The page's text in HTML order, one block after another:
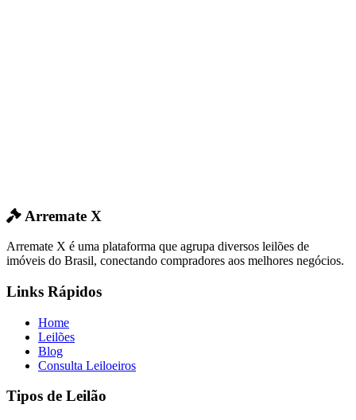
Arremate X
Arremate X é uma plataforma que agrupa diversos leilões de
imóveis do Brasil, conectando compradores aos melhores negócios.
Links Rápidos
Home
Leilões
Blog
Consulta Leiloeiros
Tipos de Leilão